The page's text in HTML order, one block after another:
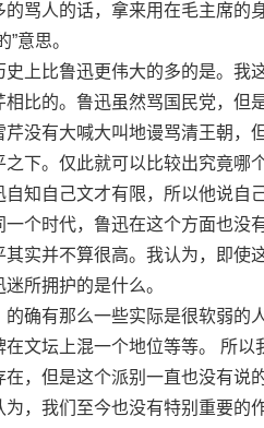
骂人的话，拿来用在毛主席的
意思。
比鲁迅更伟大的多的是。我这
比的。鲁迅虽然骂国民党，但
没有大喊大叫地谩骂清王朝，
下。仅此就可以比较出究竟哪
知自己文才有限，所以他说自
个时代，鲁迅在这个方面也没
实并不算很高。我认为，即使
所拥护的是什么。
有那么一些实际是很软弱的
文坛上混一个地位等等。 所
，但是这个派别一直也没有说
为，我们至今也没有特别重要的